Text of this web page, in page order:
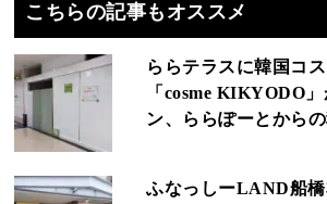
こちらの記事もオススメ
ららテラスに韓国コ
「cosme KIKYODO
ン、ららぽーとから
ふなっしーLAND船